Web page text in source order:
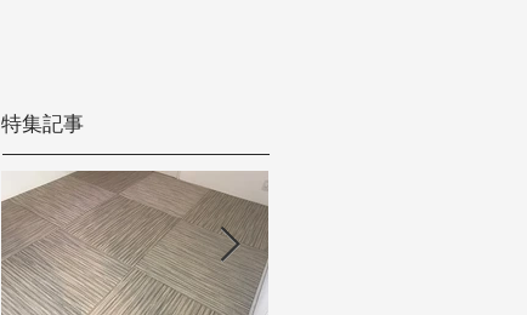
特集記事